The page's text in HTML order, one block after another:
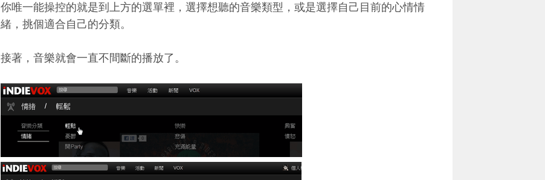
你唯一能操控的就是到上方的選單裡，選擇想聽的音樂類型，或是選擇自己目前的心情情
緒，挑個適合自己的分類。
接著，音樂就會一直不間斷的播放了。